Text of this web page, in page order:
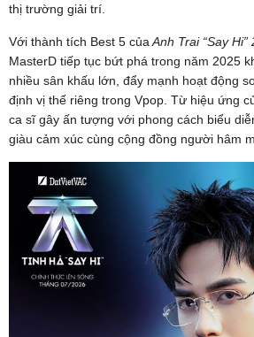
thị trường giải trí.
Với thành tích Best 5 của Anh Trai “Say Hi”
MasterD tiếp tục bứt phá trong năm 2025
nhiều sân khấu lớn, đẩy mạnh hoạt động
định vị thế riêng trong Vpop. Từ hiệu ứng
ca sĩ gây ấn tượng với phong cách biểu
giàu cảm xúc cùng cộng đồng người hâm